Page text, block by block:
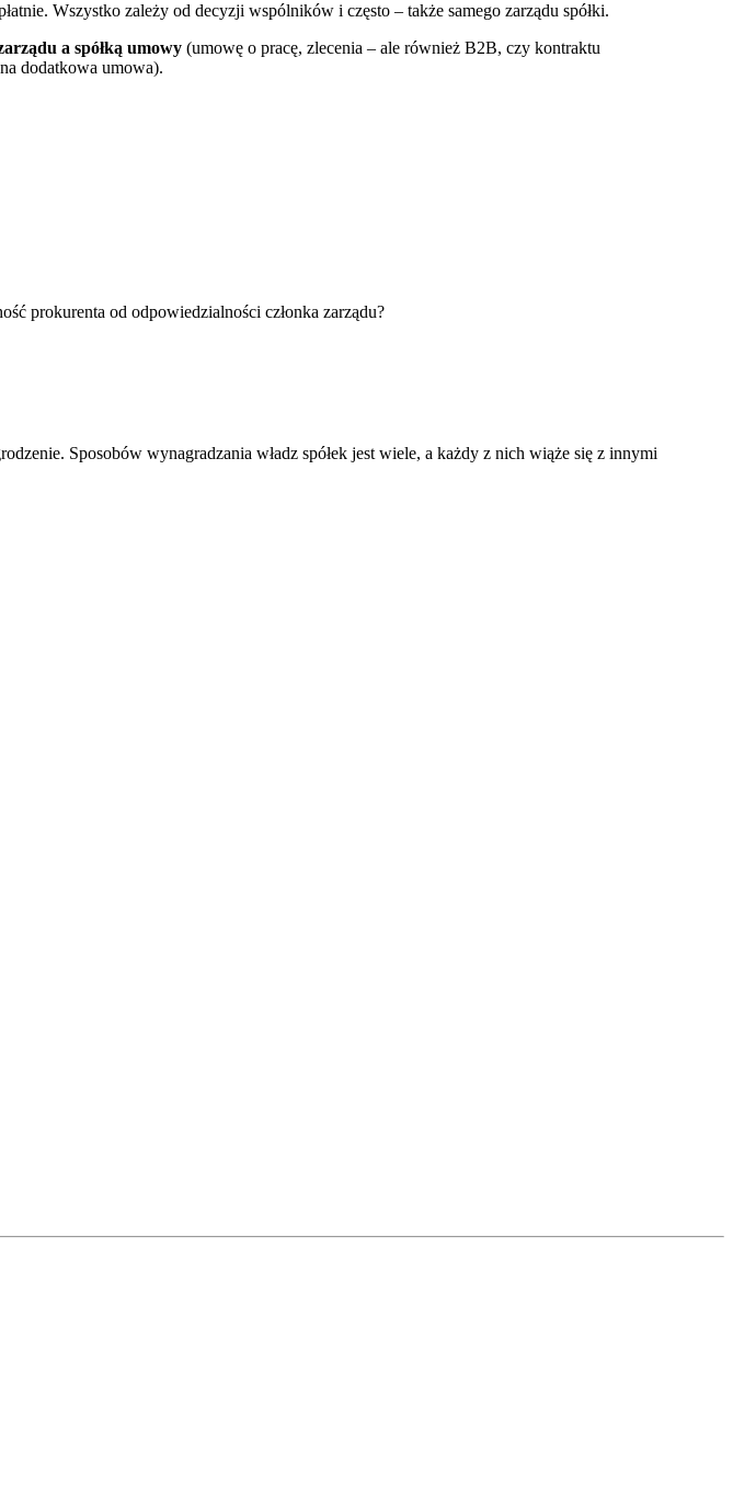
Wszystko zależy od decyzji wspólników i często – także samego zarządu spółki.
a spółką umowy (umowę o pracę, zlecenia – ale również B2B, czy kontraktu
dodatkowa umowa).
prokurenta od odpowiedzialności członka zarządu?
Sposobów wynagradzania władz spółek jest wiele, a każdy z nich wiąże się z innymi